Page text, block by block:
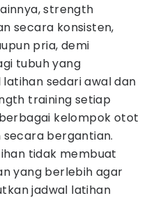
strength
secara konsisten,
pria, demi
tubuh yang
latihan sedari awal dan
training setiap
kelompok otot
bergantian.
tidak membuat
yang berlebih agar
jadwal latihan